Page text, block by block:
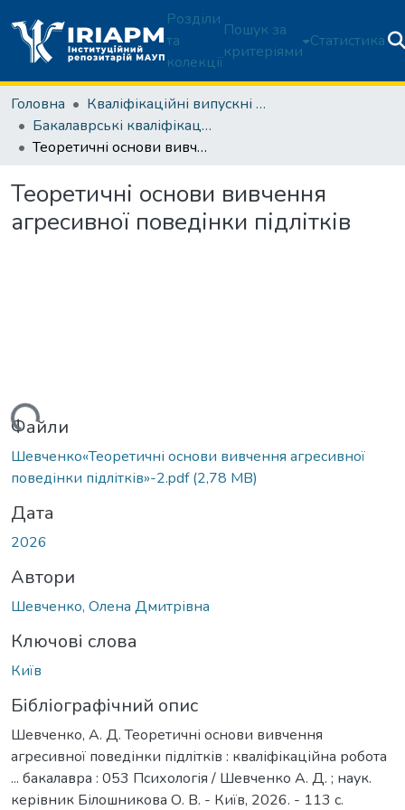
Розділи
та
колекції
Пошук за
критеріями
Статистика
Головна
Кваліфікаційні випускні роботи здобувачів вищої освіти
Бакалаврські кваліфікаційні роботи
Теоретичні основи вивчення агресивної поведінки підлітків
Теоретичні основи вивчення
агресивної поведінки підлітків
Файли
Шевченко«Теоретичні основи вивчення агресивної
поведінки підлітків»-2.pdf(2,78 MB)
Дата
2026
Автори
Шевченко, Олена Дмитрівна
Ключові слова
Київ
Бібліографічний опис
Шевченко, А. Д. Теоретичні основи вивчення
агресивної поведінки підлітків : кваліфікаційна робота
... бакалавра : 053 Психологія / Шевченко А. Д. ; наук.
керівник Білошникова О. В. - Київ, 2026. - 113 с.